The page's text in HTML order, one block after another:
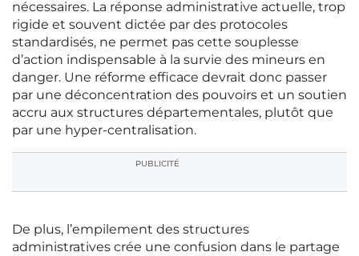
nécessaires. La réponse administrative actuelle, trop
rigide et souvent dictée par des protocoles
standardisés, ne permet pas cette souplesse
d’action indispensable à la survie des mineurs en
danger. Une réforme efficace devrait donc passer
par une déconcentration des pouvoirs et un soutien
accru aux structures départementales, plutôt que
par une hyper-centralisation.
PUBLICITÉ
De plus, l’empilement des structures
administratives crée une confusion dans le partage